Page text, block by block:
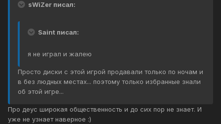
sWiZer писал:
Saint писал:
я не играл и жалею
Просто диски с этой игрой продавали только по ночам и
в без людных местах... поэтому только избранные знали
об этой игре...
Про деус широкая общественность и до сих пор не знает. И
уже не узнает наверное :)